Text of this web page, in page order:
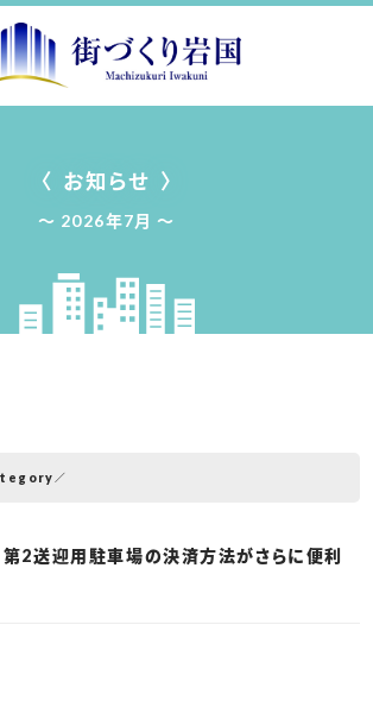
お知らせ
2026年7月
第2送迎用駐車場の決済方法がさらに便利